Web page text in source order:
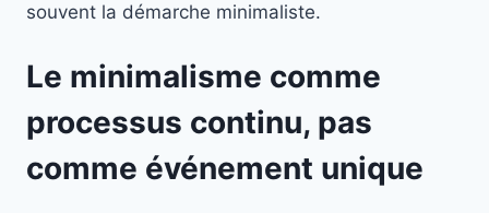
souvent la démarche minimaliste.
Le minimalisme comme
processus continu, pas
comme événement unique